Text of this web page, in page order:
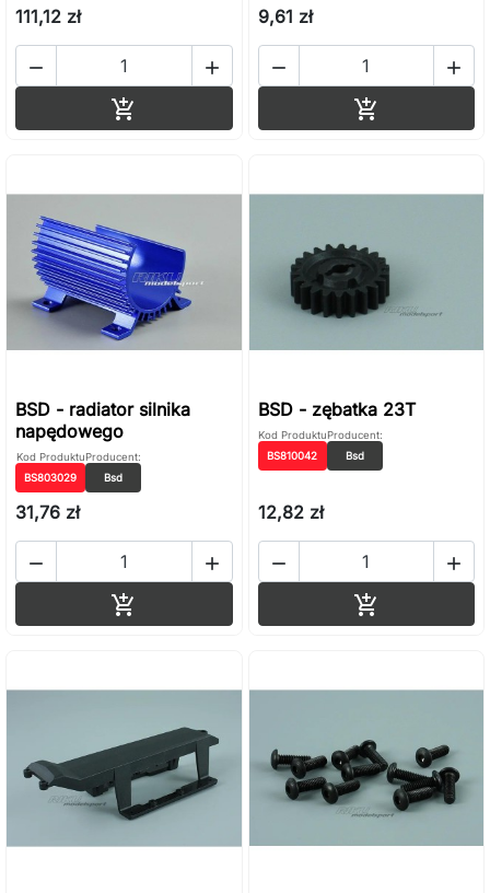
111,12 zł
 

9,61 zł
 

BSD - radiator silnika
napędowego
Kod Produktu
BS803029
Producent:
Bsd
31,76 zł
 

BSD - zębatka 23T
Kod Produktu
BS810042
Producent:
Bsd
12,82 zł
 
